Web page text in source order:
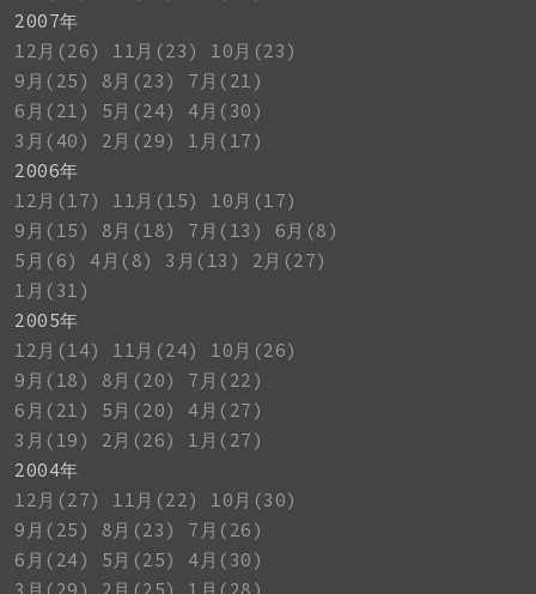
2007年
12月(26)
11月(23)
10月(23)
9月(25)
8月(23)
7月(21)
6月(21)
5月(24)
4月(30)
3月(40)
2月(29)
1月(17)
2006年
12月(17)
11月(15)
10月(17)
9月(15)
8月(18) 7月(13)
6月(8)
5月(6)
4月(8) 3月(13)
2月(27)
1月(31)
2005年
12月(14)
11月(24)
10月(26)
9月(18)
8月(20)
7月(22)
6月(21)
5月(20)
4月(27)
3月(19)
2月(26)
1月(27)
2004年
12月(27)
11月(22)
10月(30)
9月(25)
8月(23)
7月(26)
6月(24)
5月(25)
4月(30)